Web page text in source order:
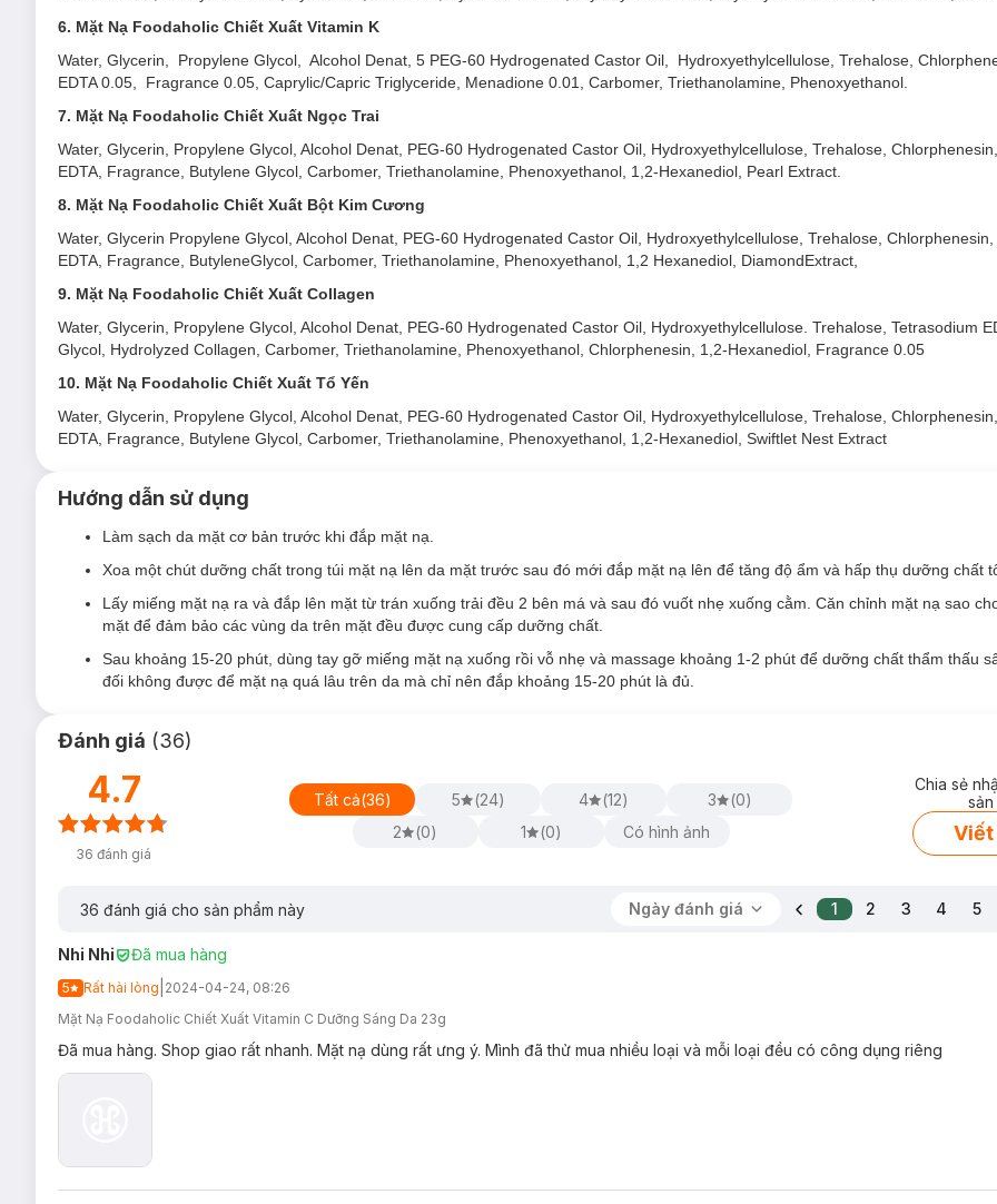
Mặt Nạ Foodaholic Chiết Xuất Bột Kim Cương:dưỡng sáng - ẩm mịn da.
Mặt Nạ Foodaholic Chiết Xuất Tổ Yến:
6. Mặt Nạ Foodaholic Chiết Xuất Vitamin K
Water, Glycerin, Propylene Glycol, Alcohol Denat, 5 PEG-60 Hydrogenated Castor Oil, Hydroxyethylcellulose, Trehalose,
EDTA 0.05, Fragrance 0.05, Caprylic/Capric Triglyceride, Menadione 0.01, Carbomer, Triethanolamine, Phenoxyethanol.
7. Mặt Nạ Foodaholic Chiết Xuất Ngọc Trai
Water, Glycerin, Propylene Glycol, Alcohol Denat, PEG-60 Hydrogenated Castor Oil, Hydroxyethylcellulose, Trehalose,
EDTA, Fragrance, Butylene Glycol, Carbomer, Triethanolamine, Phenoxyethanol, 1,2-Hexanediol, Pearl Extract.
8. Mặt Nạ Foodaholic Chiết Xuất Bột Kim Cương
Water, Glycerin Propylene Glycol, Alcohol Denat, PEG-60 Hydrogenated Castor Oil, Hydroxyethylcellulose, Trehalose, Chlorphenesin,
EDTA, Fragrance, ButyleneGlycol, Carbomer, Triethanolamine, Phenoxyethanol, 1,2 Hexanediol, DiamondExtract,
9. Mặt Nạ Foodaholic Chiết Xuất Collagen
Water, Glycerin, Propylene Glycol, Alcohol Denat, PEG-60 Hydrogenated Castor Oil, Hydroxyethylcellulose. Trehalose, Tetrasodium
Glycol, Hydrolyzed Collagen, Carbomer, Triethanolamine, Phenoxyethanol, Chlorphenesin, 1,2-Hexanediol, Fragrance 0.05
10. Mặt Nạ Foodaholic Chiết Xuất Tổ Yến
Water, Glycerin, Propylene Glycol, Alcohol Denat, PEG-60 Hydrogenated Castor Oil, Hydroxyethylcellulose, Trehalose,
EDTA, Fragrance, Butylene Glycol, Carbomer, Triethanolamine, Phenoxyethanol, 1,2-Hexanediol, Swiftlet Nest Extract
Hướng dẫn sử dụng
Làm sạch da mặt cơ bản trước khi đắp mặt nạ.
Xoa một chút dưỡng chất trong túi mặt nạ lên da mặt trước sau đó mới đắp mặt nạ lên để tăng độ ẩm và hấp thụ dưỡng chất
Lấy miếng mặt nạ ra và đắp lên mặt từ trán xuống trải đều 2 bên má và sau đó vuốt nhẹ xuống cằm. Căn chỉnh mặt nạ sao
mặt để đảm bảo các vùng da trên mặt đều được cung cấp dưỡng chất.
Sau khoảng 15-20 phút, dùng tay gỡ miếng mặt nạ xuống rồi vỗ nhẹ và massage khoảng 1-2 phút để dưỡng chất thẩm thấu
đối không được để mặt nạ quá lâu trên da mà chỉ nên đắp khoảng 15-20 phút là đủ.
Đánh giá (36)
4.7
36 đánh giá
Tất cả(36) 5 (24) 4 (12) 3 (0)
2
(0) 1 (0) Có hình ảnh
Chia sẻ
Viết
36 đánh giá cho sản phẩm này Ngày đánh giá 1 2 3 4 5
Nhi Nhi Đã mua hàng
5 Rất hài lòng 2024-04-24, 08:26
Mặt Nạ Foodaholic Chiết Xuất Vitamin C Dưỡng Sáng Da 23g
Đã mua hàng. Shop giao rất nhanh. Mặt nạ dùng rất ưng ý. Mình đã thử mua nhiều loại và mỗi loại đều có công dụng riêng